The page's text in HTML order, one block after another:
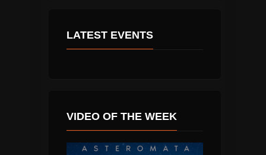
LATEST EVENTS
VIDEO OF THE WEEK